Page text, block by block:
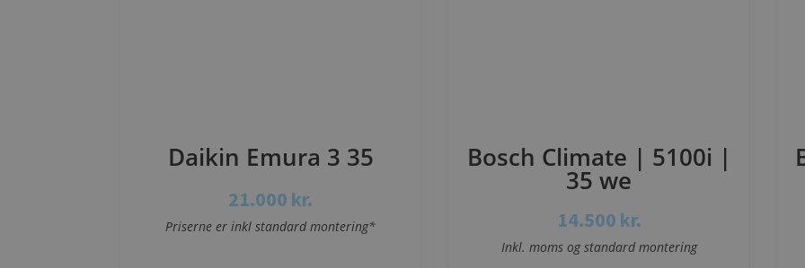
Daikin Emura 3 35
21.000 kr.
Priserne er inkl standard montering*
Bosch Climate | 5100i |
35 we
14.500 kr.
Inkl. moms og standard montering